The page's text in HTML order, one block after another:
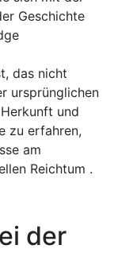
Geschichte
das nicht
ursprünglichen
und
zu erfahren,
am
Reichtum .
der